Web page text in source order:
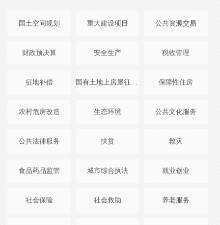
国土空间规划 重大建设项目 公共资源交易
财政预决算 安全生产 税收管理
征地补偿 保障性住房
农村危房改造 生态环境 公共文化服务
公共法律服务 扶贫 救灾
食品药品监管 城市综合执法 就业创业
社会保险 社会救助 养老服务